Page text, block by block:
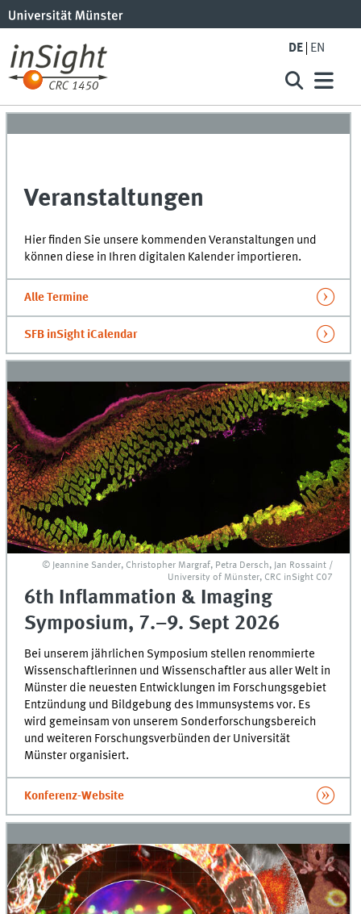
DE EN
Veranstaltungen
Hier finden Sie unsere kommenden Veranstaltungen und
können diese in Ihren digitalen Kalender importieren.
Alle Termine
SFB inSight iCalendar
© Jeannine Sander, Christopher Margraf, Petra Dersch, Jan Rossaint /
University of Münster, CRC inSight C07
6th Inflammation & Imaging
Symposium, 7.–9. Sept 2026
Bei unserem jährlichen Symposium stellen renommierte
Wissenschaftlerinnen und Wissenschaftler aus aller Welt in
Münster die neuesten Entwicklungen im Forschungsgebiet
Entzündung und Bildgebung des Immunsystems vor. Es
wird gemeinsam von unserem Sonderforschungsbereich
und weiteren Forschungsverbünden der Universität
Münster organisiert.
Konferenz-Website